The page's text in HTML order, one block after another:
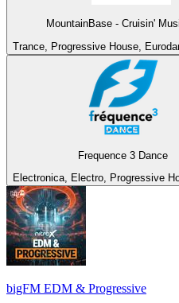
MountainBase - Cruisin'
Trance, Progressive House,
Frequence 3 Dance
Electronica, Electro, Progressive
bigFM EDM & Progressive